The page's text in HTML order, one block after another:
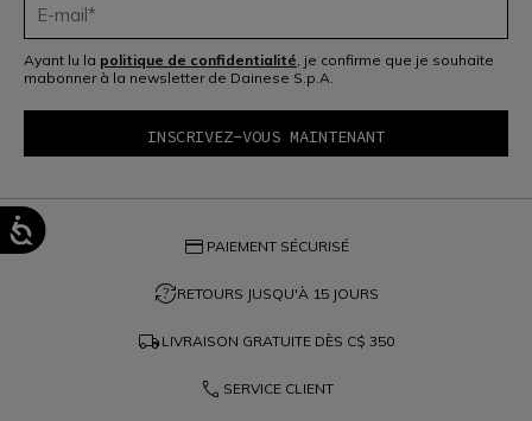
Ayant lu la politique de confidentialité , je confirme que je souhaite
mabonner à la newsletter de Dainese S.p.A.
credit_card PAIEMENT SÉCURISÉ
question_exchangeRETOURS JUSQU'À 15 JOURS
local_shipping LIVRAISON GRATUITE DÈS C$ 350
phone SERVICE CLIENT